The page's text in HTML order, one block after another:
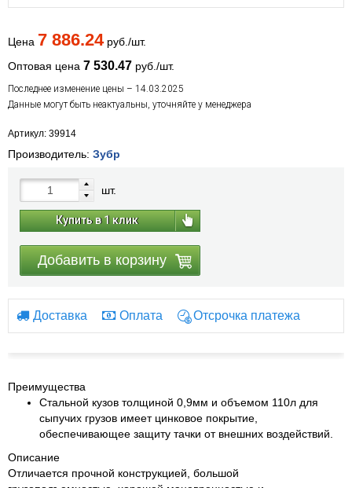
Цена 7 886.24руб./шт.
Оптовая цена 7 530.47 руб./шт.
Последнее изменение цены – 14.03.2025
Данные могут быть неактуальны, уточняйте у менеджера
Артикул: 39914
Производитель: Зубр
шт.
Купить в 1 клик
Добавить в корзину
Доставка Оплата Отсрочка платежа
Преимущества
Cтальной кузов толщиной 0,9мм и объемом 110л для
сыпучих грузов имеет цинковое покрытие,
обеспечивающее защиту тачки от внешних воздействий.
Описание
Отличается прочной конструкцией, большой